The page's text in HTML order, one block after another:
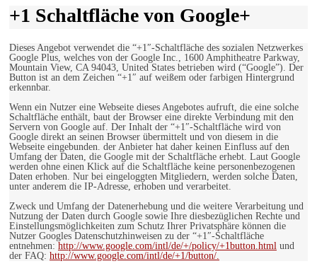
+1 Schaltfläche von Google+
Dieses Angebot verwendet die “+1″-Schaltfläche des sozialen Netzwerkes
Google Plus, welches von der Google Inc., 1600 Amphitheatre Parkway,
Mountain View, CA 94043, United States betrieben wird (“Google”). Der
Button ist an dem Zeichen “+1″ auf weißem oder farbigen Hintergrund
erkennbar.
Wenn ein Nutzer eine Webseite dieses Angebotes aufruft, die eine solche
Schaltfläche enthält, baut der Browser eine direkte Verbindung mit den
Servern von Google auf. Der Inhalt der “+1″-Schaltfläche wird von
Google direkt an seinen Browser übermittelt und von diesem in die
Webseite eingebunden. der Anbieter hat daher keinen Einfluss auf den
Umfang der Daten, die Google mit der Schaltfläche erhebt. Laut Google
werden ohne einen Klick auf die Schaltfläche keine personenbezogenen
Daten erhoben. Nur bei eingeloggten Mitgliedern, werden solche Daten,
unter anderem die IP-Adresse, erhoben und verarbeitet.
Zweck und Umfang der Datenerhebung und die weitere Verarbeitung und
Nutzung der Daten durch Google sowie Ihre diesbezüglichen Rechte und
Einstellungsmöglichkeiten zum Schutz Ihrer Privatsphäre können die
Nutzer Googles Datenschutzhinweisen zu der “+1″-Schaltfläche
entnehmen: http://www.google.com/intl/de/+/policy/+1button.html und
der FAQ: http://www.google.com/intl/de/+1/button/.